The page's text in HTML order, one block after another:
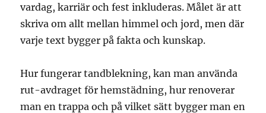
vardag, karriär och fest inkluderas. Målet är att
skriva om allt mellan himmel och jord, men där
varje text bygger på fakta och kunskap.
Hur fungerar tandblekning, kan man använda
rut-avdraget för hemstädning, hur renoverar
man en trappa och på vilket sätt bygger man en